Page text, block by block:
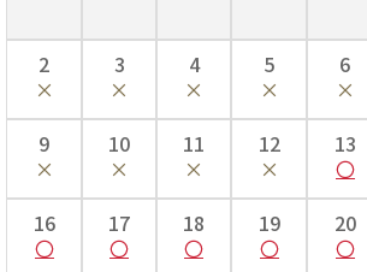
2 3 4 5 6
9 10 11 12 13
16 17 18 19 20